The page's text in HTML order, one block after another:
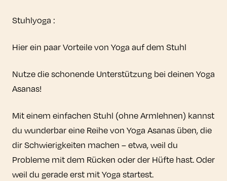
Stuhlyoga :
Hier ein paar Vorteile von Yoga auf dem Stuhl
Nutze die schonende Unterstützung bei deinen Yoga
Asanas!
Mit einem einfachen Stuhl (ohne Armlehnen) kannst
du wunderbar eine Reihe von Yoga Asanas üben, die
dir Schwierigkeiten machen – etwa, weil du
Probleme mit dem Rücken oder der Hüfte hast. Oder
weil du gerade erst mit Yoga startest.